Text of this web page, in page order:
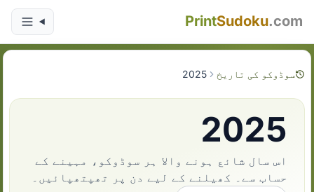
PrintSudoku.com
سوڈوکو کی تاریخ 2025
2025
اس سال شائع ہونے والا ہر سوڈوکو، مہینے کے
حساب سے۔ کھیلنے کے لیے دن پر تھپتھپائیں۔